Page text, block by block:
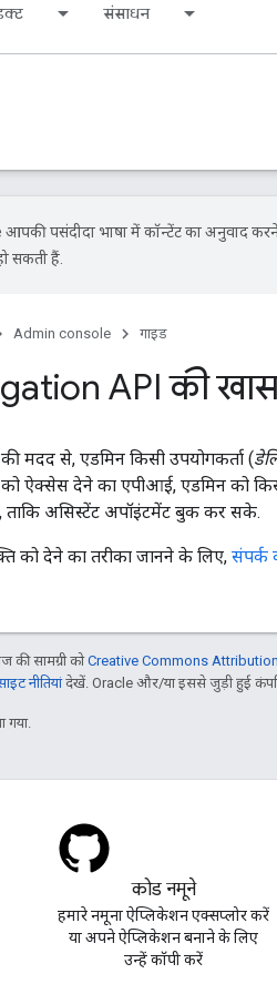
संसाधन
आपकी पसंदीदा भाषा में कॉन्टेंट का अनुवाद
सकती हैं.
Admin console गाइड
API की खास
मदद से, एडमिन किसी उपयोगकर्ता (
ऐक्सेस देने का एपीआई, एडमिन को
ताकि असिस्टेंट अपॉइंटमेंट बुक कर सके.
को देने का तरीका जानने के लिए, संपर्क
सामग्री कोCreative Commons
नीतियांदेखें. Oracle और/या इससे जुड़ी हुई
गया.
कोड नमूने
हमारे नमूना ऐप्लिकेशन एक्सप्लोर करें
या अपने ऐप्लिकेशन बनाने के लिए
उन्हें कॉपी करें